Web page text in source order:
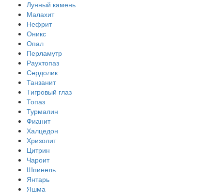
Лунный камень
Малахит
Нефрит
Оникс
Опал
Перламутр
Раухтопаз
Сердолик
Танзанит
Тигровый глаз
Топаз
Турмалин
Фианит
Халцедон
Хризолит
Цитрин
Чароит
Шпинель
Янтарь
Яшма